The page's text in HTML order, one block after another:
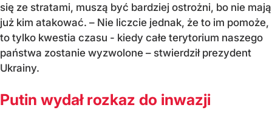
się ze stratami, muszą być bardziej ostrożni, bo nie mają
już kim atakować. – Nie liczcie jednak, że to im pomoże,
to tylko kwestia czasu - kiedy całe terytorium naszego
państwa zostanie wyzwolone – stwierdził prezydent
Ukrainy.
Putin wydał rozkaz do inwazji